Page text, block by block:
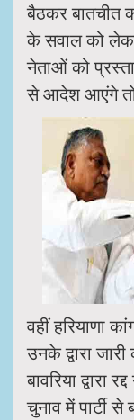
बैठकर बातचीत
के सवाल को
नेताओं को
से आदेश आएंगे तो
वहीं हरियाणा
उनके द्वारा
बावरिया द्वारा
चुनाव में पार्टी